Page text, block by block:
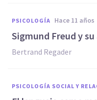
PSICOLOGÍA hace 11 años
Sigmund Freud y
Bertrand Regader
PSICOLOGÍA SOCIAL Y